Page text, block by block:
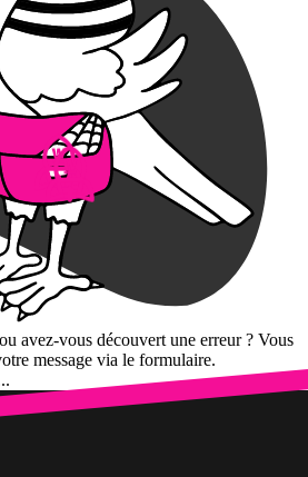
avez-vous découvert une erreur ? Vous
message via le formulaire.